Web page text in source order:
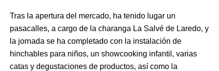
Tras la apertura del mercado, ha tenido lugar un
pasacalles, a cargo de la charanga La Salvé de Laredo, y
la jornada se ha completado con la instalación de
hinchables para niños, un showcooking infantil, varias
catas y degustaciones de productos, así como la